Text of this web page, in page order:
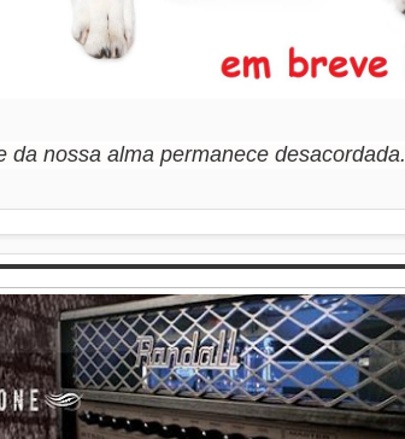
nossa alma permanece desacordada.